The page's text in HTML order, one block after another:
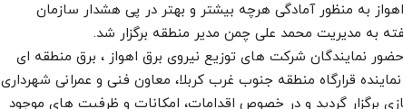
به منظور آمادگی هرچه بیشتر و بهتر در پی هشدار سازمان
به مدیریت محمد علی چمن مدیر منطقه برگزار شد.
نمایندگان شرکت های توزیع نیروی برق اهواز ، برق منطقه ای
قرارگاه منطقه جنوب غرب کربلا، معاون فنی و عمرانی شهرداری
برگزار گردید و در خصوص اقدامات، امکانات و ظرفیت های موجود